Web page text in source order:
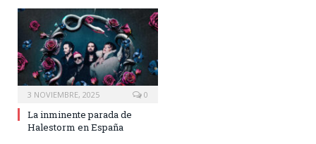
3 NOVIEMBRE, 2025 0
La inminente parada de
Halestorm en España